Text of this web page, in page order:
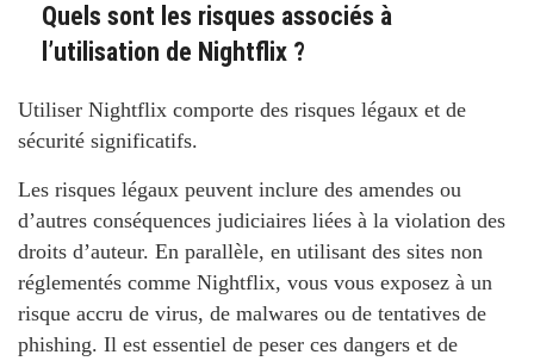
Quels sont les risques associés à
l’utilisation de Nightflix ?
Utiliser Nightflix comporte des risques légaux et de
sécurité significatifs.
Les risques légaux peuvent inclure des amendes ou
d’autres conséquences judiciaires liées à la violation des
droits d’auteur. En parallèle, en utilisant des sites non
réglementés comme Nightflix, vous vous exposez à un
risque accru de virus, de malwares ou de tentatives de
phishing. Il est essentiel de peser ces dangers et de